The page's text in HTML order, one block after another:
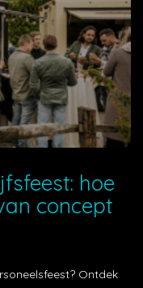
hoe
concept
Ontdek